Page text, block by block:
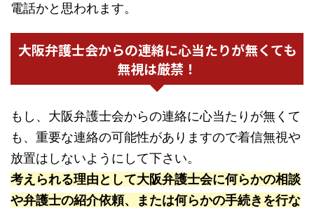
電話かと思われます。
大阪弁護士会からの連絡に心当たりが無くても
無視は厳禁！
もし、大阪弁護士会からの連絡に心当たりが無くて
も、重要な連絡の可能性がありますので着信無視や
放置はしないようにして下さい。
考えられる理由として大阪弁護士会に何らかの相談
や弁護士の紹介依頼、または何らかの手続きを行な